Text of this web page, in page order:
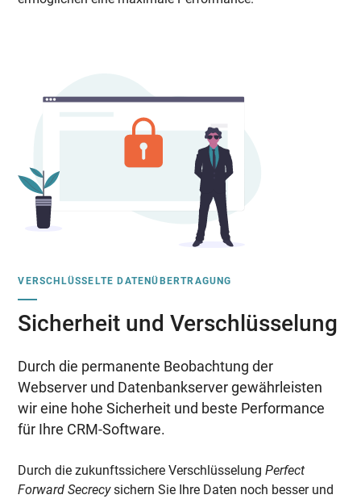
VERSCHLÜSSELTE DATENÜBERTRAGUNG
Sicherheit und Verschlüsselung
Durch die permanente Beobachtung der
Webserver und Datenbankserver gewährleisten
wir eine hohe Sicherheit und beste Performance
für Ihre CRM-Software.
Durch die zukunftssichere VerschlüsselungPerfect
Forward Secrecysichern Sie Ihre Daten noch besser und